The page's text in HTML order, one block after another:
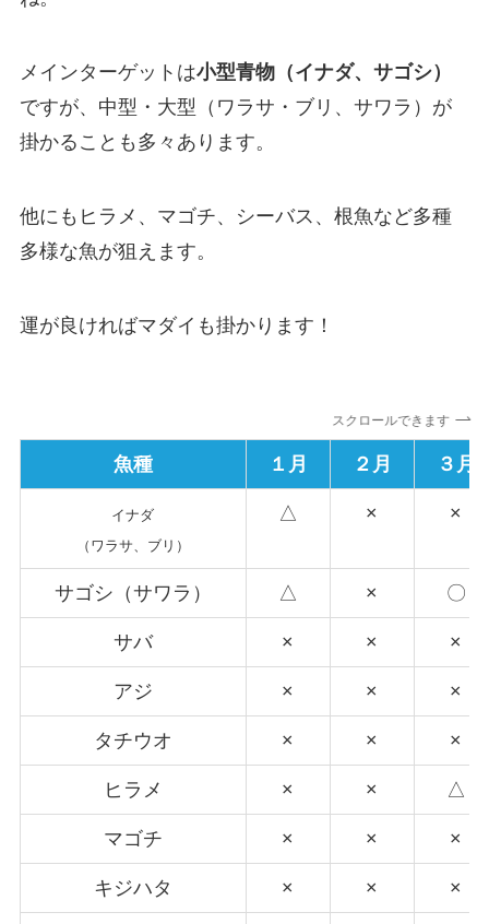
メインターゲットは小型青物（イナダ、サゴシ）
ですが、中型・大型（ワラサ・ブリ、サワラ）が
掛かることも多々あります。
他にもヒラメ、マゴチ、シーバス、根魚など多種
多様な魚が狙えます。
運が良ければマダイも掛かります！
スクロールできます
魚種 １月 ２月 ３月
イナダ
（ワラサ、ブリ）
△ × ×
サゴシ（サワラ） △ × 〇
サバ × × ×
アジ × × ×
タチウオ × × ×
ヒラメ × × △
マゴチ × × ×
キジハタ × × ×